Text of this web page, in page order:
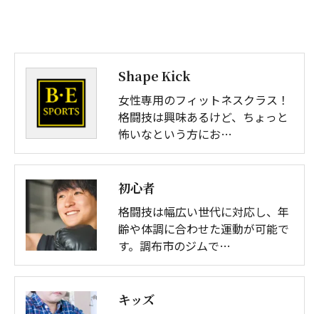
Shape Kick
女性専用のフィットネスクラス！
格闘技は興味あるけど、ちょっと
怖いなという方にお…
初心者
格闘技は幅広い世代に対応し、年
齢や体調に合わせた運動が可能で
す。調布市のジムで…
キッズ